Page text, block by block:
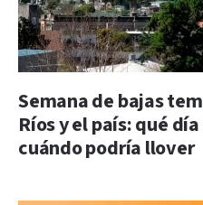
Semana de bajas
Ríos y el país: qué
cuándo podría llover